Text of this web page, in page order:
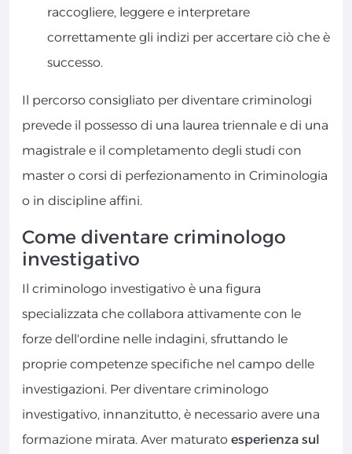
raccogliere, leggere e interpretare
correttamente gli indizi per accertare ciò che è
successo.
Il percorso consigliato per diventare criminologi
prevede il possesso di una laurea triennale e di una
magistrale e il completamento degli studi con
master o corsi di perfezionamento in Criminologia
o in discipline affini.
Come diventare criminologo
investigativo
Il criminologo investigativo è una figura
specializzata che collabora attivamente con le
forze dell'ordine nelle indagini, sfruttando le
proprie competenze specifiche nel campo delle
investigazioni. Per diventare criminologo
investigativo, innanzitutto, è necessario avere una
formazione mirata. Aver maturato esperienza sul